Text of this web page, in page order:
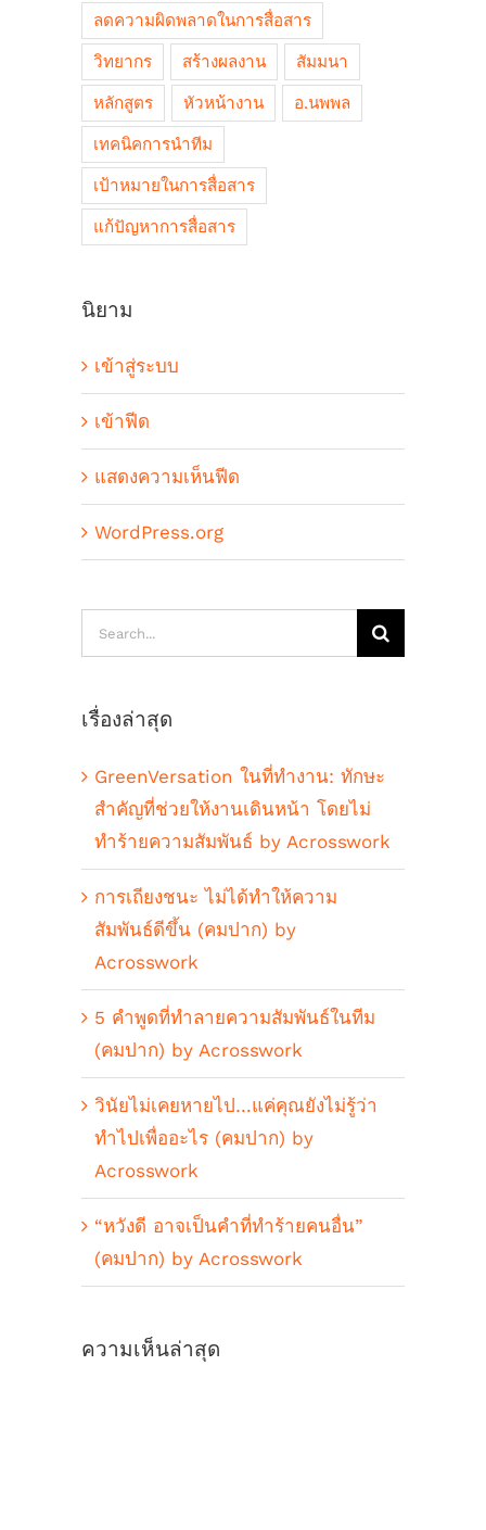
ลดความผิดพลาดในการสื่อสาร
วิทยากร สร้างผลงาน สัมมนา
หลักสูตร หัวหน้างาน อ.นพพล
เทคนิคการนำทีม
เป้าหมายในการสื่อสาร
แก้ปัญหาการสื่อสาร
นิยาม
เข้าสู่ระบบ
เข้าฟีด
แสดงความเห็นฟีด
WordPress.org
Search
for:
เรื่องล่าสุด
GreenVersation ในที่ทำงาน: ทักษะ
สำคัญที่ช่วยให้งานเดินหน้า โดยไม่
ทำร้ายความสัมพันธ์ by Acrosswork
การเถียงชนะ ไม่ได้ทำให้ความ
สัมพันธ์ดีขึ้น (คมปาก) by
Acrosswork
5 คำพูดที่ทำลายความสัมพันธ์ในทีม
(คมปาก) by Acrosswork
วินัยไม่เคยหายไป…แค่คุณยังไม่รู้ว่า
ทำไปเพื่ออะไร (คมปาก) by
Acrosswork
“หวังดี อาจเป็นคำที่ทำร้ายคนอื่น”
(คมปาก) by Acrosswork
ความเห็นล่าสุด